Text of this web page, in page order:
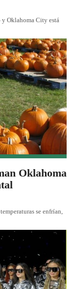
Oklahoma City está
Oklahoma
se enfrían,